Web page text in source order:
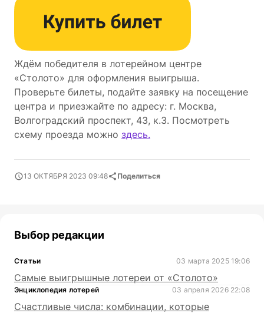
Ждём победителя в лотерейном центре
«Столото» для оформления выигрыша.
Проверьте билеты, подайте заявку на посещение
центра и приезжайте по адресу: г. Москва,
Волгоградский проспект, 43, к.3. Посмотреть
схему проезда можно здесь.
13 ОКТЯБРЯ 2023 09:48 Поделиться
Выбор редакции
Статьи 03 марта 2025 19:06
Самые выигрышные лотереи от «Столото»
Энциклопедия лотерей 03 апреля 2026 22:08
Счастливые числа: комбинации, которые